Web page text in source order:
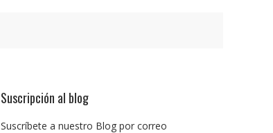
Suscripción al blog
Suscríbete a nuestro Blog por correo